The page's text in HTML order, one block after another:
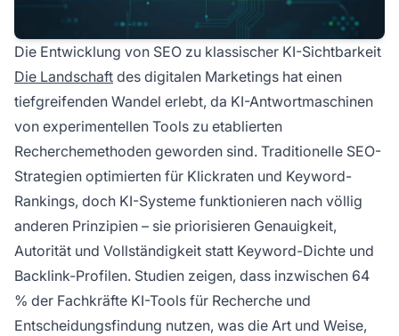
Die Entwicklung von SEO zu klassischer KI-Sichtbarkeit
Die Landschaft des digitalen Marketings hat einen
tiefgreifenden Wandel erlebt, da KI-Antwortmaschinen
von experimentellen Tools zu etablierten
Recherchemethoden geworden sind. Traditionelle SEO-
Strategien optimierten für Klickraten und Keyword-
Rankings, doch KI-Systeme funktionieren nach völlig
anderen Prinzipien – sie priorisieren Genauigkeit,
Autorität und Vollständigkeit statt Keyword-Dichte und
Backlink-Profilen. Studien zeigen, dass inzwischen 64
% der Fachkräfte KI-Tools für Recherche und
Entscheidungsfindung nutzen, was die Art und Weise,